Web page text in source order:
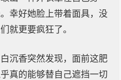
幸好她脸上带着面具，没
就更要疯狂了。
沉香突然发现，面前这肥
真的能够替自己遮挡一切